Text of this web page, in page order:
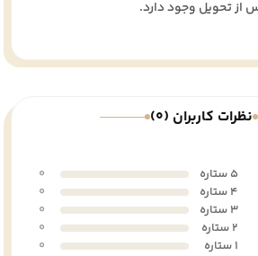
نظرات کاربران (0)
5 ستاره
0
4 ستاره
0
3 ستاره
0
2 ستاره
0
0